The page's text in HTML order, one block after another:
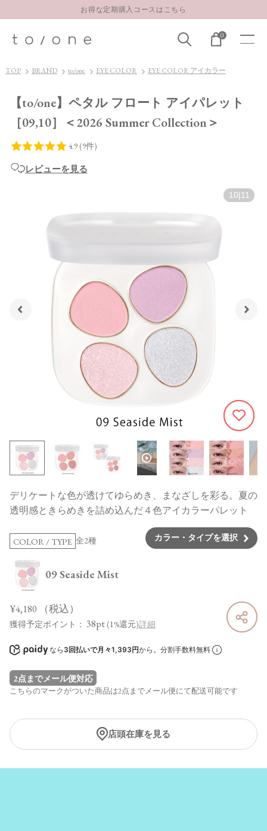
LINE お友達登録 500円OFFクーポンプレゼント
【重要】お盆期間中のお問い合わせと商品配送に関しまして
LINE お友達登録 500円OFFクーポンプレゼント
0
TOP BRAND to/one EYE COLOR EYE COLOR アイカラー
【to/one】ペタル フロート アイパレット
［09,10］＜2026 Summer Collection＞
レビューを見る
10| 11
321
デリケートな色が透けてゆらめき、まなざしを彩る。夏の
透明感ときらめきを詰め込んだ４色アイカラーパレット
COLOR / TYPE 全2種 カラー・タイプを選択
09 Seaside Mist
¥4,180 （税込）
獲得予定ポイント： 38pt (1%還元)詳細
なら 3回払いで月々1,393円から。分割手数料無料
2点までメール便対応
こちらのマークがついた商品は2点までメール便にて配送可能です
店頭在庫を見る